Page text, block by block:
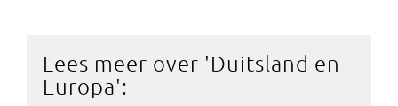
Lees meer over 'Duitsland en
Europa':